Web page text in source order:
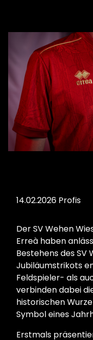
14.02.2026 Profis
Der SV Wehen
Erreà haben
Bestehens des SV
Jubiläumstrikots
Feldspieler- als
verbinden dabei
historischen
Symbol eines
Erstmals